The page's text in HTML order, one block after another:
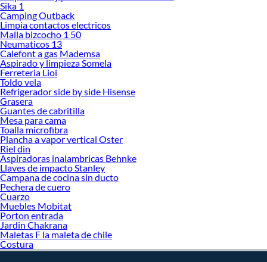
decoración. ¡Visítanos y haz tus ideas realidad!
Sika 1
Camping Outback
Limpia contactos electricos
Malla bizcocho 1 50
Neumaticos 13
Calefont a gas Mademsa
Aspirado y limpieza Somela
Ferreteria Lioi
Toldo vela
Refrigerador side by side Hisense
Grasera
Guantes de cabritilla
Mesa para cama
Toalla microfibra
Plancha a vapor vertical Oster
Riel din
Aspiradoras inalambricas Behnke
Llaves de impacto Stanley
Campana de cocina sin ducto
Pechera de cuero
Cuarzo
Muebles Mobitat
Porton entrada
Jardin Chakrana
Maletas F la maleta de chile
Costura